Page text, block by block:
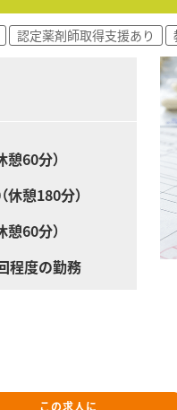
認定薬剤師取得支援あり
憩60分）
休憩180分）
憩60分）
程度の勤務
この求人に